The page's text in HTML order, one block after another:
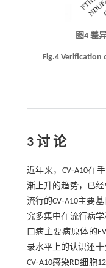
图4 差
Fig.4 Verification
3 讨 论
近年来，CV⁃A10在
渐上升的趋势，已
流行的CV⁃A10主要
究多集中在流行病
口病主要病原体的
录水平上的认识还十
CV⁃A10感染RD细胞